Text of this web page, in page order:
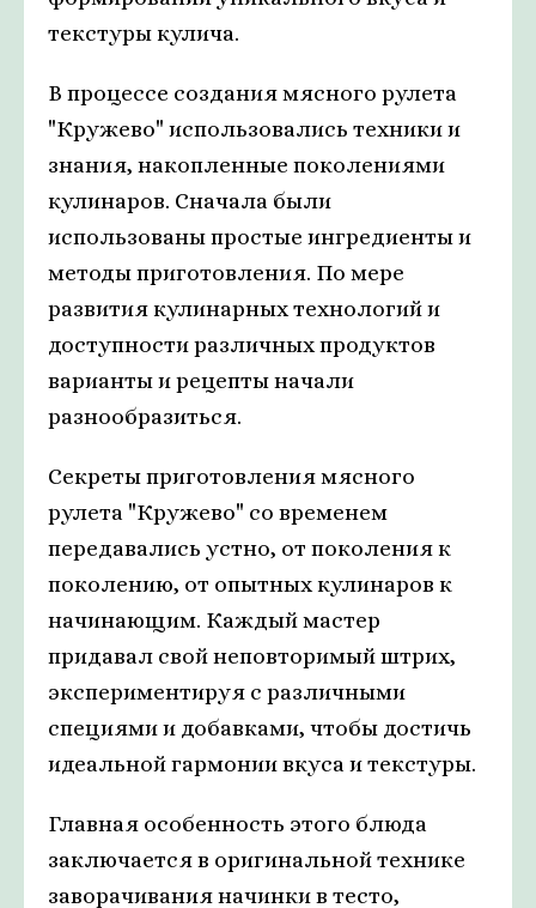
текстуры кулича.
В процессе создания мясного рулета
"Кружево" использовались техники и
знания, накопленные поколениями
кулинаров. Сначала были
использованы простые ингредиенты и
методы приготовления. По мере
развития кулинарных технологий и
доступности различных продуктов
варианты и рецепты начали
разнообразиться.
Секреты приготовления мясного
рулета "Кружево" со временем
передавались устно, от поколения к
поколению, от опытных кулинаров к
начинающим. Каждый мастер
придавал свой неповторимый штрих,
экспериментируя с различными
специями и добавками, чтобы достичь
идеальной гармонии вкуса и текстуры.
Главная особенность этого блюда
заключается в оригинальной технике
заворачивания начинки в тесто,